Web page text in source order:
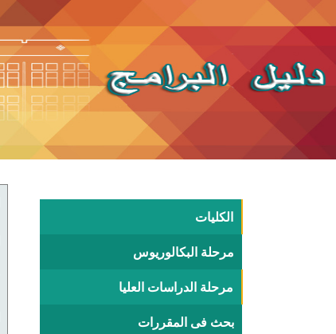
الكليات
مرحلة البكالوريوس
مرحلة الدراسات العليا
بحث فى المقررات